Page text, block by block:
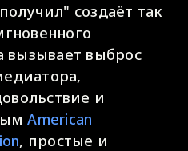
создаёт так
вызывает выброс
и
American
, простые и